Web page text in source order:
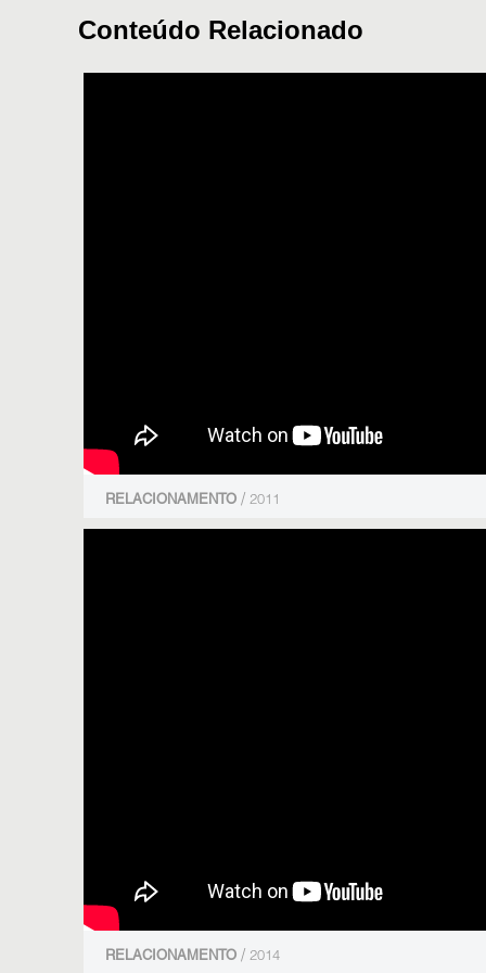
Conteúdo Relacionado
RELACIONAMENTO / 2011
RELACIONAMENTO / 2014